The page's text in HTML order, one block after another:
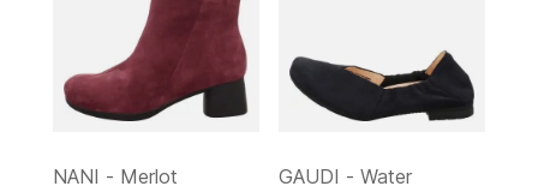
NANI - Merlot GAUDI - Water